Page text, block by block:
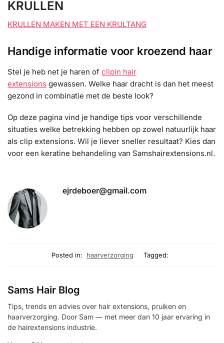
KRULLEN
KRULLEN MAKEN MET EEN KRULTANG
Handige informatie voor kroezend haar
Stel je heb net je haren of clipin hair
extensions gewassen. Welke haar dracht is dan het meest
gezond in combinatie met de beste look?
Op deze pagina vind je handige tips voor verschillende
situaties welke betrekking hebben op zowel natuurlijk haar
als clip extensions. Wil je liever sneller resultaat? Kies dan
voor een keratine behandeling van Samshairextensions.nl.
ejrdeboer@gmail.com
Posted in: haarverzorging Tagged:
Sams Hair Blog
Tips, trends en advies over hair extensions, pruiken en
haarverzorging. Door Sam — met meer dan 10 jaar ervaring in
de hairextensions industrie.